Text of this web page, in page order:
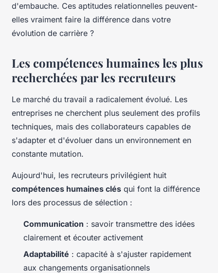
d'embauche. Ces aptitudes relationnelles peuvent-
elles vraiment faire la différence dans votre
évolution de carrière ?
Les compétences humaines les plus
recherchées par les recruteurs
Le marché du travail a radicalement évolué. Les
entreprises ne cherchent plus seulement des profils
techniques, mais des collaborateurs capables de
s'adapter et d'évoluer dans un environnement en
constante mutation.
Aujourd'hui, les recruteurs privilégient huit
compétences humaines clés qui font la différence
lors des processus de sélection :
Communication : savoir transmettre des idées
clairement et écouter activement
Adaptabilité : capacité à s'ajuster rapidement
aux changements organisationnels